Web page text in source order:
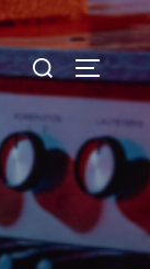
Suchen
nach: